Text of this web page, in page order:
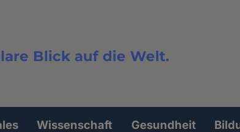
Blick auf die Welt.
Wissenschaft Gesundheit